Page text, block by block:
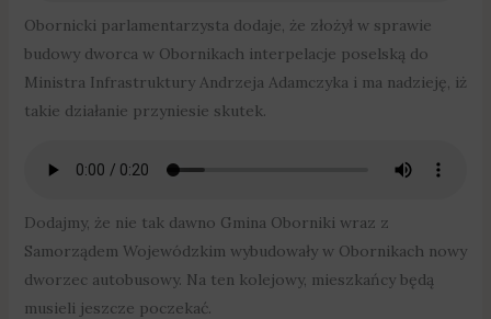
Obornicki parlamentarzysta dodaje, że złożył w sprawie
budowy dworca w Obornikach interpelacje poselską do
Ministra Infrastruktury Andrzeja Adamczyka i ma nadzieję, iż
takie działanie przyniesie skutek.
Dodajmy, że nie tak dawno Gmina Oborniki wraz z
Samorządem Wojewódzkim wybudowały w Obornikach nowy
dworzec autobusowy. Na ten kolejowy, mieszkańcy będą
musieli jeszcze poczekać.